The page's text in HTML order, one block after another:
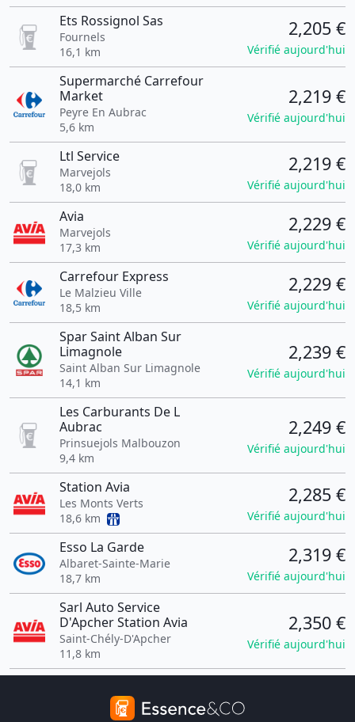
Ets Rossignol Sas
Fournels
16,1 km
2,205 €
Vérifié aujourd'hui
Supermarché Carrefour
Market
Peyre En Aubrac
5,6 km
2,219 €
Vérifié aujourd'hui
Ltl Service
Marvejols
18,0 km
2,219 €
Vérifié aujourd'hui
Avia
Marvejols
17,3 km
2,229 €
Vérifié aujourd'hui
Carrefour Express
Le Malzieu Ville
18,5 km
2,229 €
Vérifié aujourd'hui
Spar Saint Alban Sur
Limagnole
Saint Alban Sur Limagnole
14,1 km
2,239 €
Vérifié aujourd'hui
Les Carburants De L
Aubrac
Prinsuejols Malbouzon
9,4 km
2,249 €
Vérifié aujourd'hui
Station Avia
Les Monts Verts
18,6 km
2,285 €
Vérifié aujourd'hui
Esso La Garde
Albaret-Sainte-Marie
18,7 km
2,319 €
Vérifié aujourd'hui
Sarl Auto Service
D'Apcher Station Avia
Saint-Chély-D'Apcher
11,8 km
2,350 €
Vérifié aujourd'hui